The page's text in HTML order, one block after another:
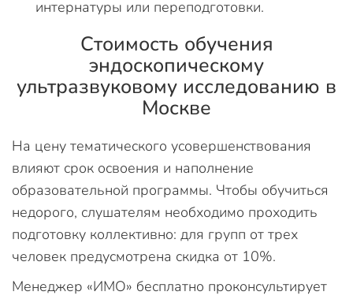
интернатуры или переподготовки.
Стоимость обучения
эндоскопическому
ультразвуковому исследованию в
Москве
На цену тематического усовершенствования
влияют срок освоения и наполнение
образовательной программы. Чтобы обучиться
недорого, слушателям необходимо проходить
подготовку коллективно: для групп от трех
человек предусмотрена скидка от 10%.
Менеджер «ИМО» бесплатно проконсультирует